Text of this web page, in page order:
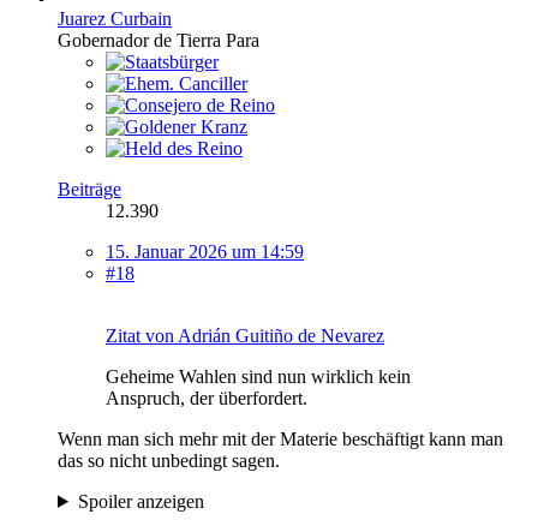
Juarez Curbain
Gobernador de Tierra Para
Beiträge
12.390
15. Januar 2026 um 14:59
#18
Zitat von Adrián Guitiño de Nevarez
Geheime Wahlen sind nun wirklich kein
Anspruch, der überfordert.
Wenn man sich mehr mit der Materie beschäftigt kann man
das so nicht unbedingt sagen.
Spoiler anzeigen